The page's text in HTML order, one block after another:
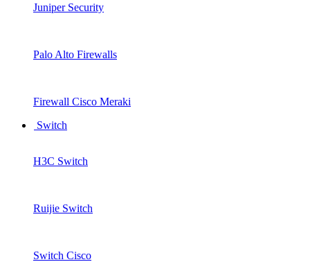
Juniper Security
Palo Alto Firewalls
Firewall Cisco Meraki
Switch
H3C Switch
Ruijie Switch
Switch Cisco